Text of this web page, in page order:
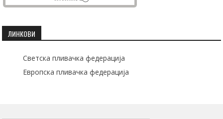
ЛИНКОВИ
Светска пливачка федерација
Европска пливачка федерација